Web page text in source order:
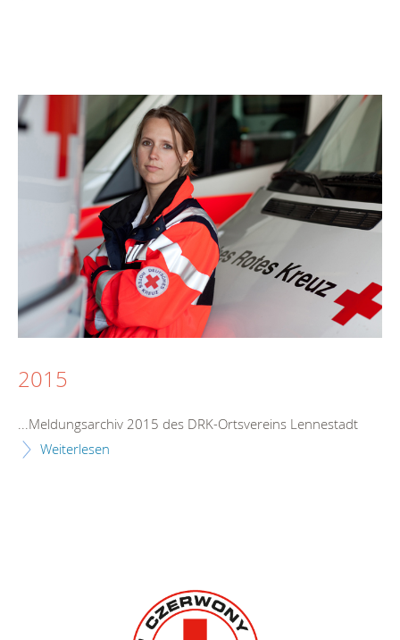
2015
...Meldungsarchiv 2015 des DRK-Ortsvereins Lennestadt
Weiterlesen